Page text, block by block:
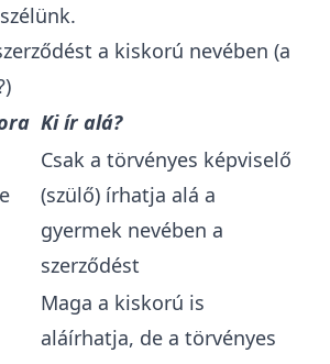
a kiskorú nevében (a
Ki ír alá?
Csak a törvényes képviselő
(szülő) írhatja alá a
gyermek nevében a
szerződést
Maga a kiskorú is
aláírhatja, de a törvényes